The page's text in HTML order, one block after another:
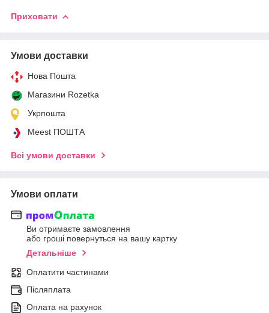
Приховати
Умови доставки
Нова Пошта
Магазини Rozetka
Укрпошта
Meest ПОШТА
Всі умови доставки
Умови оплати
Ви отримаєте замовлення
або гроші повернуться на вашу картку
Детальніше
Оплатити частинами
Післяплата
Оплата на рахунок